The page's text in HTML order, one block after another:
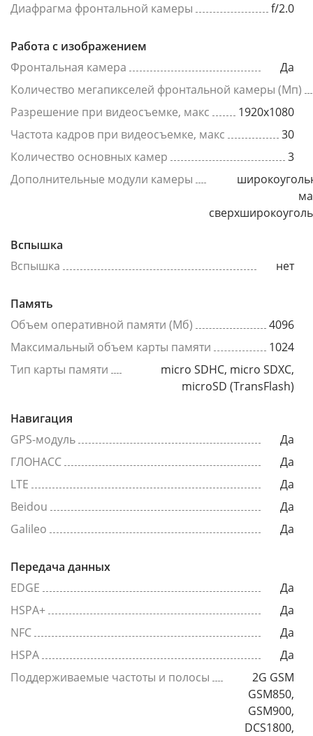
Диафрагма фронтальной камеры
f/2.0
Работа с изображением
Фронтальная камера
Да
Количество мегапикселей фронтальной камеры (Мп)
Разрешение при видеосъемке, макс
1920x1080
Частота кадров при видеосъемке, макс
30
Количество основных камер
3
Дополнительные модули камеры
Вспышка
Вспышка
нет
Память
Объем оперативной памяти (Мб)
4096
Максимальный объем карты памяти
1024
Тип карты памяти
micro SDHC, micro SDXC,
microSD (TransFlash)
Навигация
GPS-модуль
Да
ГЛОНАСС
Да
LTE
Да
Beidou
Да
Galileo
Да
Передача данных
EDGE
Да
HSPA+
Да
NFC
Да
HSPA
Да
Поддерживаемые частоты и полосы
2G GSM
GSM850,
GSM900,
DCS1800,